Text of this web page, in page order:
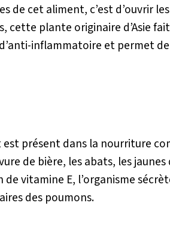
de cet aliment, c’est d’ouvrir
cette plante originaire d’Asie
inflammatoire et permet
présent dans la nourriture
de bière, les abats, les
de vitamine E, l’organisme
des poumons.